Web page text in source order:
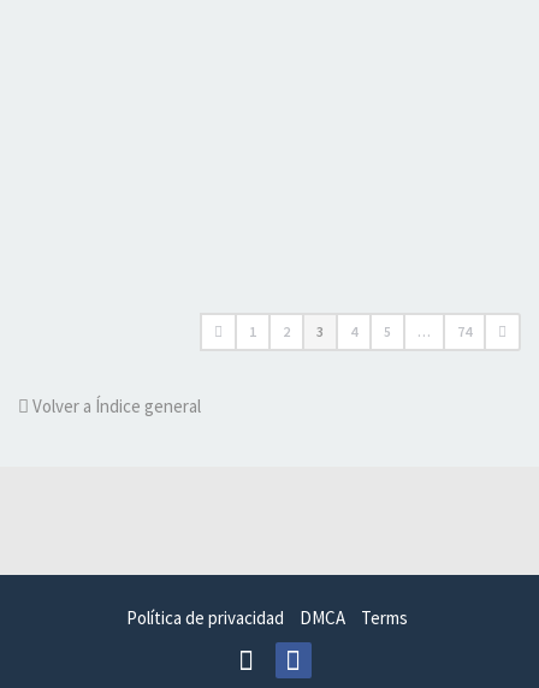
1 2 3 4 5 … 74
Volver a Índice general
Política de privacidad DMCA Terms